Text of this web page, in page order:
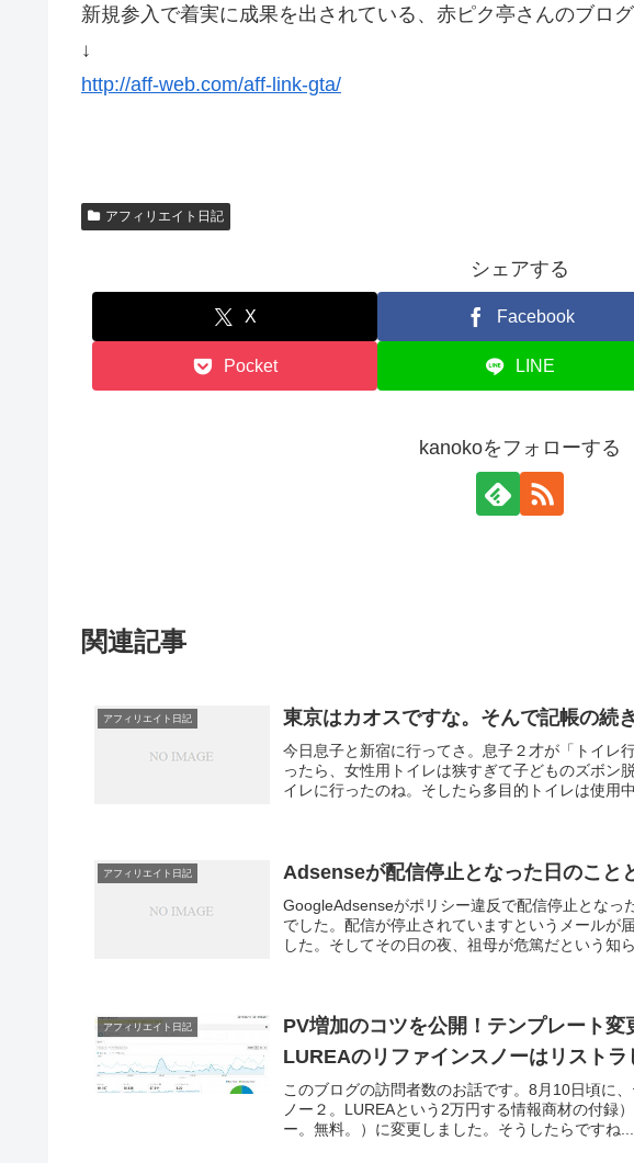
新規参入で着実に成果を出されている、赤ピク亭さんのブロ
↓
http://aff-web.com/aff-link-gta/
アフィリエイト日記
シェアする
X Facebook
Pocket LINE
kanokoをフォローする
関連記事
アフィリエイト日記 東京はカオスですな。そんで記帳の続き
今日息子と新宿に行ってさ。息子２才が「トイレ
ったら、女性用トイレは狭すぎて子どものズボン
イレに行ったのね。そしたら多目的トイレは使用
アフィリエイト日記 Adsenseが配信停止となった日のこと
GoogleAdsenseがポリシー違反で配信停止となっ
でした。配信が停止されていますというメールが
した。そしてその日の夜、祖母が危篤だという知ら
アフィリエイト日記
PV増加のコツを公開！テンプレート変
LUREAのリファインスノーはリスト
このブログの訪問者数のお話です。8月10日頃に
ノー２。LUREAという2万円する情報商材の付録
ー。無料。）に変更しました。そうしたらですね...